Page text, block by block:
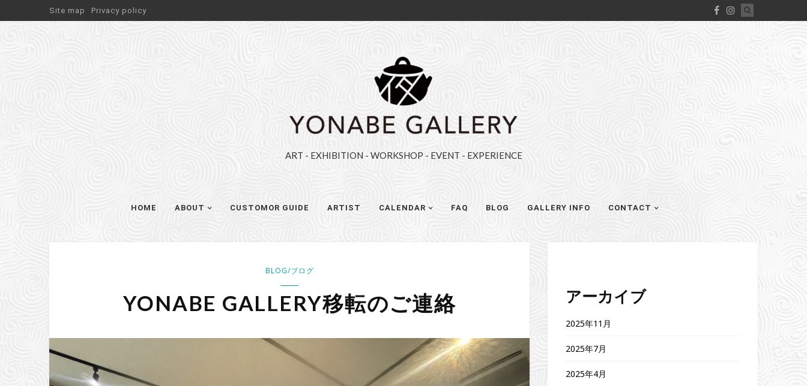
Site map Privacy policy
YONABE
GALLERY（ヨ
ナ
べ
ャ
リ
ART - EXHIBITION - WORKSHOP - EVENT - EXPERIENCE
HOME ABOUT CUSTOMOR GUIDE ARTIST CALENDAR FAQ BLOG GALLERY INFO CONTACT
BLOG/ブログ
YONABE GALLERY移転のご連絡 アーカイブ
2025年11月
2025年7月
2025年4月